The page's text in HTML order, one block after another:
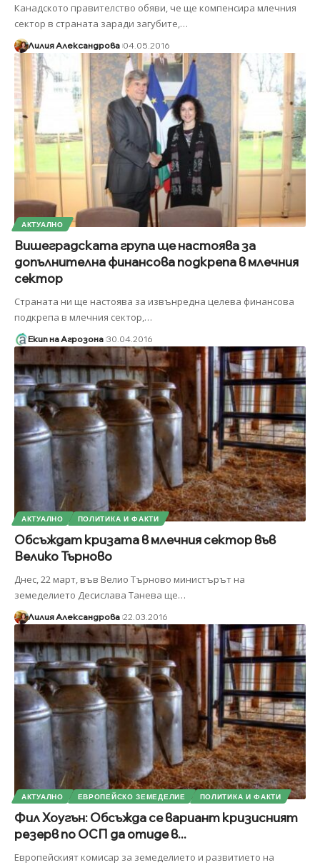
Канадското правителство обяви, че ще компенсира млечния
сектор в страната заради загубите, …
Лилия Александрова 04.05.2016
АКТУАЛНО
Вишеградската група ще настоява за
допълнителна финансова подкрепа в млечния
сектор
Страната ни ще настоява за извънредна целева финансова
подкрепа в млечния сектор,…
Екип на Агрозона 30.04.2016
АКТУАЛНО ПОЛИТИКА И ФАКТИ
Обсъждат кризата в млечния сектор във
Велико Търново
Днес, 22 март, във Велио Търново министърът на
земеделието Десислава Танева ще…
Лилия Александрова 22.03.2016
АКТУАЛНО ЕВРОПЕЙСКО ЗЕМЕДЕЛИЕ ПОЛИТИКА И ФАКТИ
Фил Хоугън: Обсъжда се вариант кризисният
резерв по ОСП да отиде в...
Европейският комисар за земеделието и развитието на